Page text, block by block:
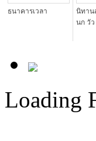
ธนาคารเวลา
นิทาน
นก วั
Loading